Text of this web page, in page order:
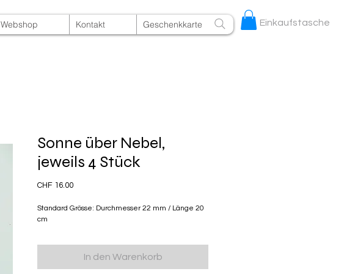
Webshop Kontakt Geschenkkarte Einkaufstasche
Sonne über Nebel,
jeweils 4 Stück
CHF 16.00Preis
Standard Grösse: Durchmesser 22 mm / Länge 20
cm
In den Warenkorb